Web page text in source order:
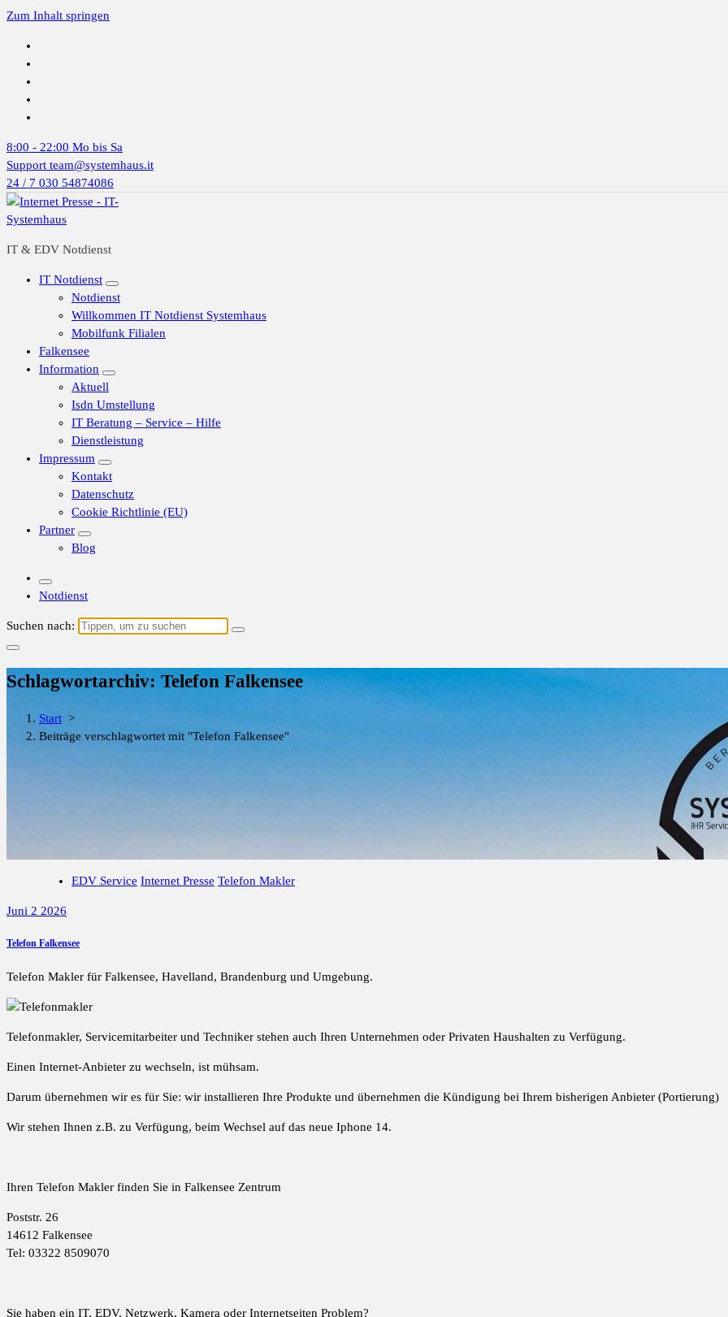
Zum Inhalt springen
8:00 - 22:00 Mo bis Sa
Support team@systemhaus.it
24 / 7 030 54874086
IT & EDV Notdienst
IT Notdienst
Notdienst
Willkommen IT Notdienst Systemhaus
Mobilfunk Filialen
Falkensee
Information
Aktuell
Isdn Umstellung
IT Beratung – Service – Hilfe
Dienstleistung
Impressum
Kontakt
Datenschutz
Cookie Richtlinie (EU)
Partner
Blog
Notdienst
Suchen nach:
Schlagwortarchiv: Telefon Falkensee
Start >
Beiträge verschlagwortet mit "Telefon Falkensee"
EDV Service Internet Presse Telefon Makler
Juni 2 2026
Telefon Falkensee
Telefon Makler für Falkensee, Havelland, Brandenburg und Umgebung.
Telefonmakler, Servicemitarbeiter und Techniker stehen auch Ihren Unternehmen oder Privaten Haushalten zu Verfügung.
Einen Internet-Anbieter zu wechseln, ist mühsam.
Darum übernehmen wir es für Sie: wir installieren Ihre Produkte und übernehmen die Kündigung bei Ihrem bisherigen Anbieter (Portierung)
Wir stehen Ihnen z.B. zu Verfügung, beim Wechsel auf das neue Iphone 14.
Ihren Telefon Makler finden Sie in Falkensee Zentrum
Poststr. 26
14612 Falkensee
Tel: 03322 8509070
Sie haben ein IT, EDV, Netzwerk, Kamera oder Internetseiten Problem?